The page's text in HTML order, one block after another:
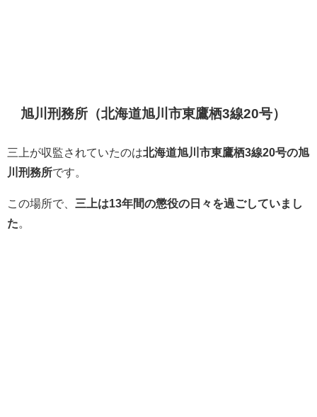
旭川刑務所（北海道旭川市東鷹栖3線20号）
三上が収監されていたのは北海道旭川市東鷹栖3線20号の旭
川刑務所です。
この場所で、 三上は13年間の懲役の日々を過ごしていまし
た